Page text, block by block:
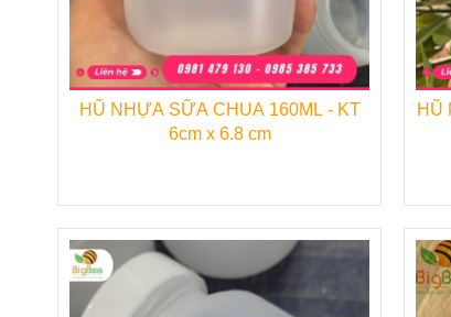
♦ Khăn lạnh – khăn ướt.
♦ Đũa tre dùng 1 lần.
HŨ NHỰA SỮA CHUA 160ML - KT
6cm x 6.8 cm
HŨ